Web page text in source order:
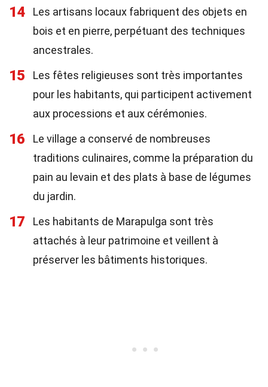
14
Les artisans locaux fabriquent des objets en
bois et en pierre, perpétuant des techniques
ancestrales.
15
Les fêtes religieuses sont très importantes
pour les habitants, qui participent activement
aux processions et aux cérémonies.
16
Le village a conservé de nombreuses
traditions culinaires, comme la préparation du
pain au levain et des plats à base de légumes
du jardin.
17
Les habitants de Marapulga sont très
attachés à leur patrimoine et veillent à
préserver les bâtiments historiques.